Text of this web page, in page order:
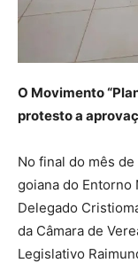
O Movimento
protesto a
No final do mês
goiana do
Delegado
da Câmara de
Legislativo